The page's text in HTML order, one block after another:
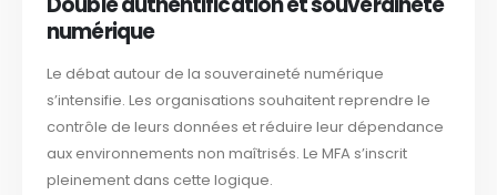
numérique
Le débat autour de la souveraineté numérique
s’intensifie. Les organisations souhaitent reprendre le
contrôle de leurs données et réduire leur dépendance
aux environnements non maîtrisés. Le MFA s’inscrit
pleinement dans cette logique.